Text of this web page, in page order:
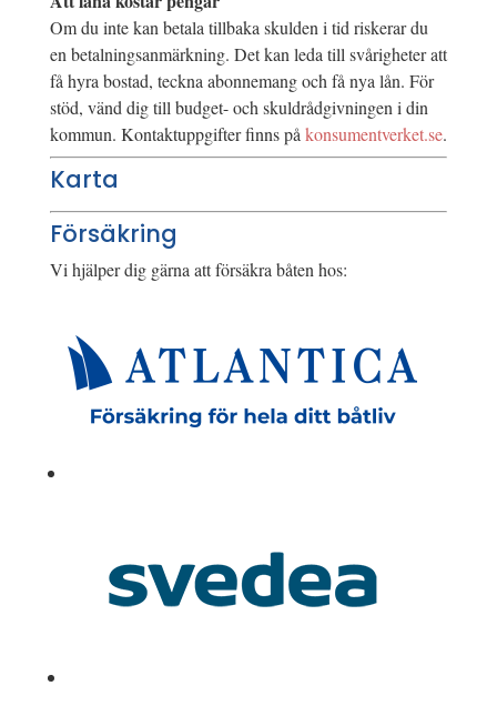
Om du inte kan betala tillbaka skulden i tid riskerar du
en betalningsanmärkning. Det kan leda till svårigheter att
få hyra bostad, teckna abonnemang och få nya lån. För
stöd, vänd dig till budget- och skuldrådgivningen i din
kommun. Kontaktuppgifter finns på konsumentverket.se.
Karta
Försäkring
Vi hjälper dig gärna att försäkra båten hos: